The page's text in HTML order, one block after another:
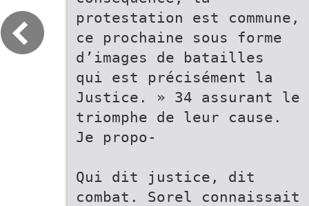
protestation est commune,
ce prochaine sous forme
d’images de batailles
qui est précisément la
Justice. » 34 assurant le
triomphe de leur cause.
Je propo-
Qui dit justice, dit
combat. Sorel connaissait